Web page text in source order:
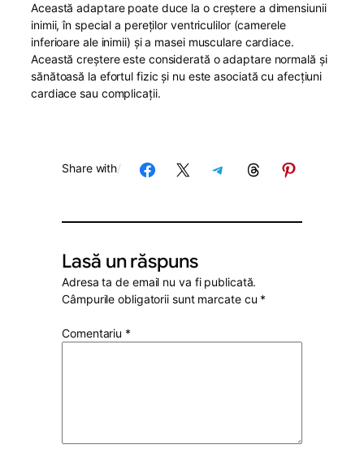
Această adaptare poate duce la o creștere a dimensiunii
inimii, în special a pereților ventriculilor (camerele
inferioare ale inimii) și a masei musculare cardiace.
Această creștere este considerată o adaptare normală și
sănătoasă la efortul fizic și nu este asociată cu afecțiuni
cardiace sau complicații.
Share with/ Share on Facebook
Share on X Share on TelegramShare on ThreadsShare on Pinterest
Lasă un răspuns
Adresa ta de email nu va fi publicată.
Câmpurile obligatorii sunt marcate cu *
Comentariu *